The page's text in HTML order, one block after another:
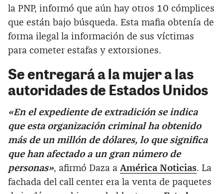
la PNP, informó que aún hay otros 10 cómplices
que están bajo búsqueda. Esta mafia obtenía de
forma ilegal la información de sus víctimas
para cometer estafas y extorsiones.
Se entregará a la mujer a las
autoridades de Estados Unidos
«En el expediente de extradición se indica
que esta organización criminal ha obtenido
más de un millón de dólares, lo que significa
que han afectado a un gran número de
personas», afirmó Daza a América Noticias. La
fachada del call center era la venta de paquetes